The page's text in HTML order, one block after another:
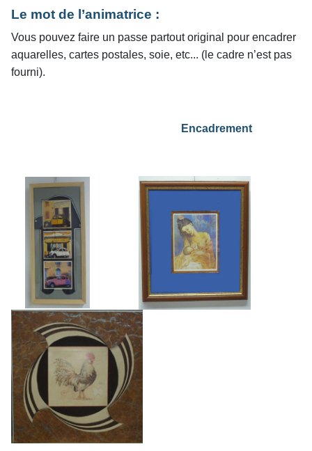
Le mot de l’animatrice :
Vous pouvez faire un passe partout original pour encadrer
aquarelles, cartes postales, soie, etc... (le cadre n’est pas
fourni).
Encadrement